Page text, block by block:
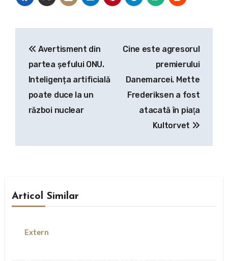
articole
Avertisment din
partea șefului ONU.
Inteligența artificială
poate duce la un
război nuclear
Cine este agresorul
premierului
Danemarcei. Mette
Frederiksen a fost
atacată în piaţa
Kultorvet
Articol Similar
Extern